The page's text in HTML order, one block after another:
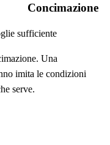
Concimazione
sufficiente
Una
imita le condizioni
serve.